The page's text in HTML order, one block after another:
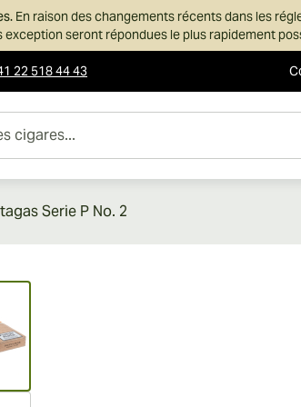
En raison des changements récents dans les
seront répondues le plus rapidement
22 518 44 43
Serie P No. 2
larger image